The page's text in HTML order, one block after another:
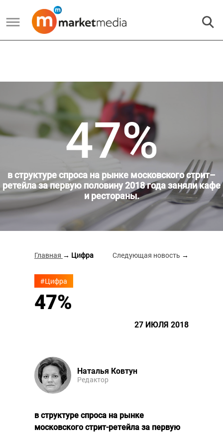
47%
в структуре спроса на рынке московского стрит–
ретейла за первую половину 2018 года заняли кафе
и рестораны.
Главная → Цифра Следующая новость →
#Цифра
47%
27 ИЮЛЯ 2018
Наталья Ковтун
Редактор
в структуре спроса на рынке
московского стрит-ретейла за первую